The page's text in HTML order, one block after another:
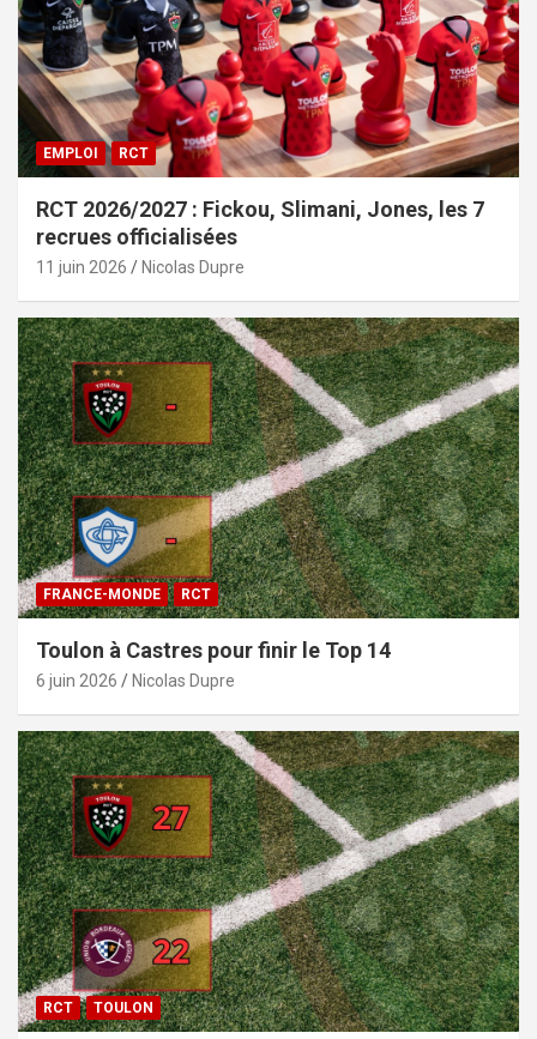
EMPLOI RCT
RCT 2026/2027 : Fickou, Slimani, Jones, les 7
recrues officialisées
11 juin 2026 Nicolas Dupre
FRANCE-MONDE RCT
Toulon à Castres pour finir le Top 14
6 juin 2026 Nicolas Dupre
RCT TOULON